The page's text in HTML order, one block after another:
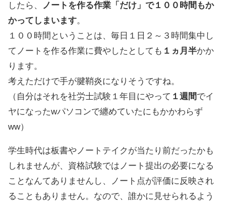
したら、
ノートを作る作業「だけ」で１００時間もか
かってしまいます。
１００時間ということは、毎日１日２～３時間集中し
てノートを作る作業に費やしたとしても １ヵ月半かか
ります。
考えただけで手が腱鞘炎になりそうですね。
（自分はそれを社労士試験１年目にやって １週間でイ
ヤになったwパソコンで纏めていたにもかかわらず
ww）
学生時代は板書やノートテイクが当たり前だったかも
しれませんが、資格試験ではノート提出の必要になる
ことなんてありませんし、ノート点が評価に反映され
ることもありません。なので、誰かに見せられるよう